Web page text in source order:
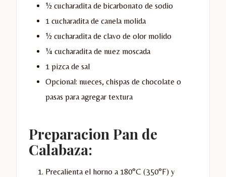
½ cucharadita de bicarbonato de sodio
1 cucharadita de canela molida
½ cucharadita de clavo de olor molido
¼ cucharadita de nuez moscada
1 pizca de sal
Opcional: nueces, chispas de chocolate o
pasas para agregar textura
Preparacion Pan de
Calabaza:
Precalienta el horno a 180°C (350°F) y